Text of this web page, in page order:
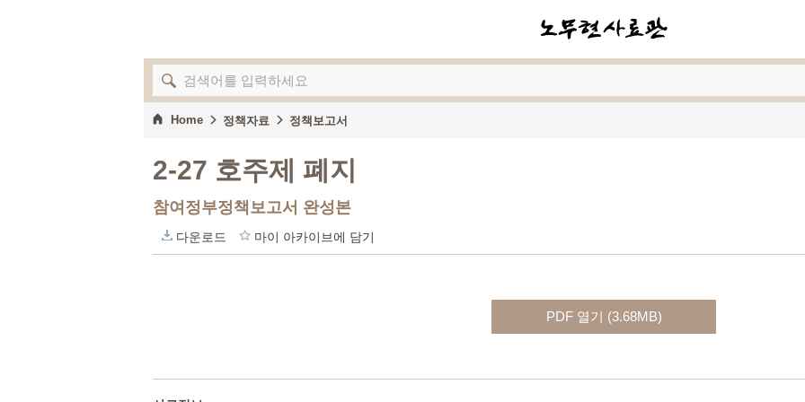
Home 정책자료 정책보고서
2-27 호주제 폐지
참여정부정책보고서 완성본
다운로드 마이 아카이브에 담기
PDF 열기 (3.68MB)